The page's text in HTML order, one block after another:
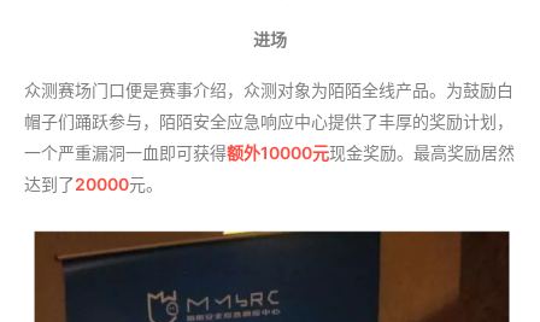
进场
众测赛场门口便是赛事介绍，众测对象为陌陌全线产品。为鼓励白
帽子们踊跃参与，陌陌安全应急响应中心提供了丰厚的奖励计划，
一个严重漏洞一血即可获得额外10000元现金奖励。最高奖励居然
达到了20000元。